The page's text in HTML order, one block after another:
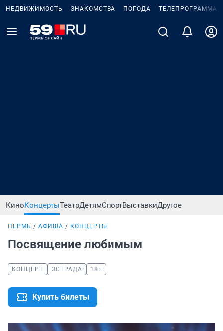
НЕДВИЖИМОСТЬ ЗНАКОМСТВА ПОГОДА ТЕЛЕПРОГРАММА
КиноКонцертыТеатрДетямСпортВыставкиДругое
ПЕРМЬ АФИША КОНЦЕРТЫ
Посвящение любимым
КОНЦЕРТ ЭСТРАДА 18+
Купить билеты